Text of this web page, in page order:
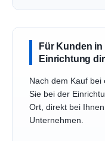
Für Kunden in
Einrichtung
Nach dem Kauf bei
Sie bei der
Ort, direkt bei
Unternehmen.